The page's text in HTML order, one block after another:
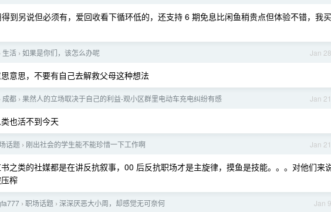
到另说但必须有，爱回收看下循环低的，还支持 6 期免息比闲鱼稍贵点但体验不错，我买
Jan 28
生活 › 如果是你们，该怎么办呢
意思，不要有自己去解救父母这种想法
Jan 21
成都 › 果然人的立场取决于自己的利益-观小区群里电动车充电纠纷有感
也活不到今天
Jan 21
话题 › 刚出社会的学生能不能珍惜一下工作啊
之类的社媒都是在讲反抗叙事，00 后反抗职场才是主旋律，摸鱼是技能。。。对他们来
榨
Jan 9
› 职场话题 › 深深厌恶大小周，却感觉无可奈何